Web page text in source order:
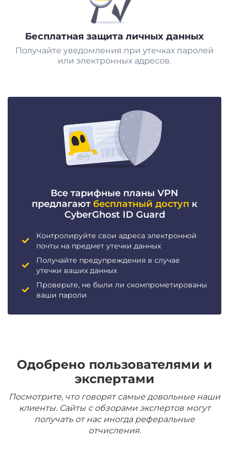
Бесплатная защита личных данных
Получайте уведомления при утечках паролей
или электронных адресов.
Все тарифные планы VPN
предлагают бесплатный доступ к
CyberGhost ID Guard
Контролируйте свои адреса электронной
почты на предмет утечки данных
Получайте предупреждения в случае
утечки ваших данных
Проверьте, не были ли скомпрометированы
ваши пароли
Одобрено пользователями и
экспертами
Посмотрите, что говорят самые довольные наши
клиенты. Сайты с обзорами экспертов могут
получать от нас иногда реферальные
отчисления.